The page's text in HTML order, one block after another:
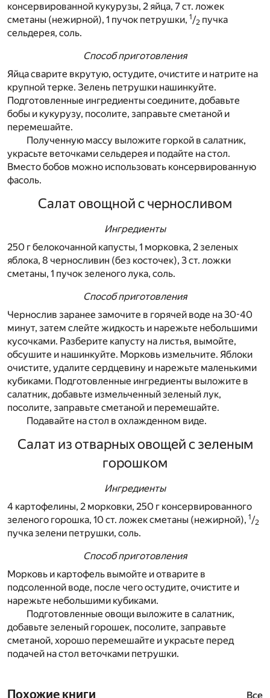
консервированной кукурузы, 2 яйца, 7 ст. ложек
сметаны (нежирной), 1 пучок петрушки, 1/2 пучка
сельдерея, соль.
Способ приготовления
Яйца сварите вкрутую, остудите, очистите и натрите на
крупной терке. Зелень петрушки нашинкуйте.
Подготовленные ингредиенты соедините, добавьте
бобы и кукурузу, посолите, заправьте сметаной и
перемешайте.
Полученную массу выложите горкой в салатник,
украсьте веточками сельдерея и подайте на стол.
Вместо бобов можно использовать консервированную
фасоль.
Салат овощной с черносливом
Ингредиенты
250 г белокочанной капусты, 1 морковка, 2 зеленых
яблока, 8 черносливин (без косточек), 3 ст. ложки
сметаны, 1 пучок зеленого лука, соль.
Способ приготовления
Чернослив заранее замочите в горячей воде на 30-40
минут, затем слейте жидкость и нарежьте небольшими
кусочками. Разберите капусту на листья, вымойте,
обсушите и нашинкуйте. Морковь измельчите. Яблоки
очистите, удалите сердцевину и нарежьте маленькими
кубиками. Подготовленные ингредиенты выложите в
салатник, добавьте измельченный зеленый лук,
посолите, заправьте сметаной и перемешайте.
Подавайте на стол в охлажденном виде.
Салат из отварных овощей с зеленым
горошком
Ингредиенты
4 картофелины, 2 морковки, 250 г консервированного
зеленого горошка, 10 ст. ложек сметаны (нежирной), 1/2
пучка зелени петрушки, соль.
Способ приготовления
Морковь и картофель вымойте и отварите в
подсоленной воде, после чего остудите, очистите и
нарежьте небольшими кубиками.
Подготовленные овощи выложите в салатник,
добавьте зеленый горошек, посолите, заправьте
сметаной, хорошо перемешайте и украсьте перед
подачей на стол веточками петрушки.
Похожие книги Все